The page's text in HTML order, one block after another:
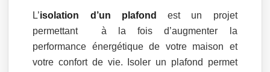
L’isolation d’un plafond
est un projet
permettant à la fois d’augmenter la
performance énergétique de votre maison et
votre confort de vie. Isoler un plafond permet